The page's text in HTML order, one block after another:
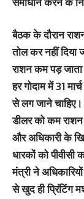
बैठक के दौरान
तोल कर नहीं दिया
राशन कम पड़
हर गोदाम में 31
से लग जाने चाहिए।
डीलर को कम राशन
और अधिकारी के
धारकों को पीवीसी
मंत्री ने
से खुद ही प्रिंटिंग